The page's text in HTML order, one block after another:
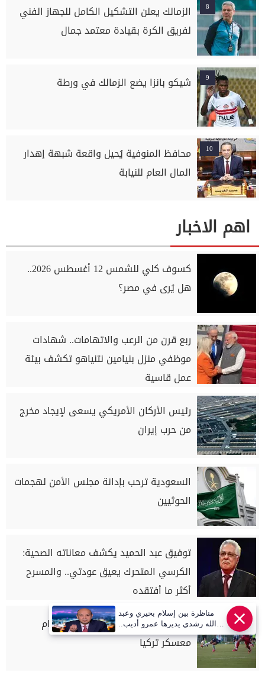
8
الزمالك يعلن التشكيل الكامل للجهاز الفني
لفريق الكرة بقيادة معتمد جمال
9 شيكو بانزا يضع الزمالك في ورطة
10
محافظ المنوفية يُحيل واقعة شبهة إهدار
المال العام للنيابة
اهم الاخبار
كسوف كلي للشمس 12 أغسطس 2026..
هل يُرى في مصر؟
ربع قرن من الرعب والاتهامات.. شهادات
موظفي منزل بنيامين نتنياهو تكشف بيئة
عمل قاسية
رئيس الأركان الأمريكي يسعى لإيجاد مخرج
من حرب إيران
السعودية ترحب بإدانة مجلس الأمن لهجمات
الحوثيين
توفيق عبد الحميد يكشف معاناته الصحية:
الكرسي المتحرك يعيق عودتي.. والمسرح
أكثر ما أفتقده
ريزا سبور يهزم بيراميدز وديًا في ختام
معسكر تركيا
مناظرة بين إسلام بحيري وعبد
الله رشدي يديرها عمرو أديب..
قريبا | أهل مصر